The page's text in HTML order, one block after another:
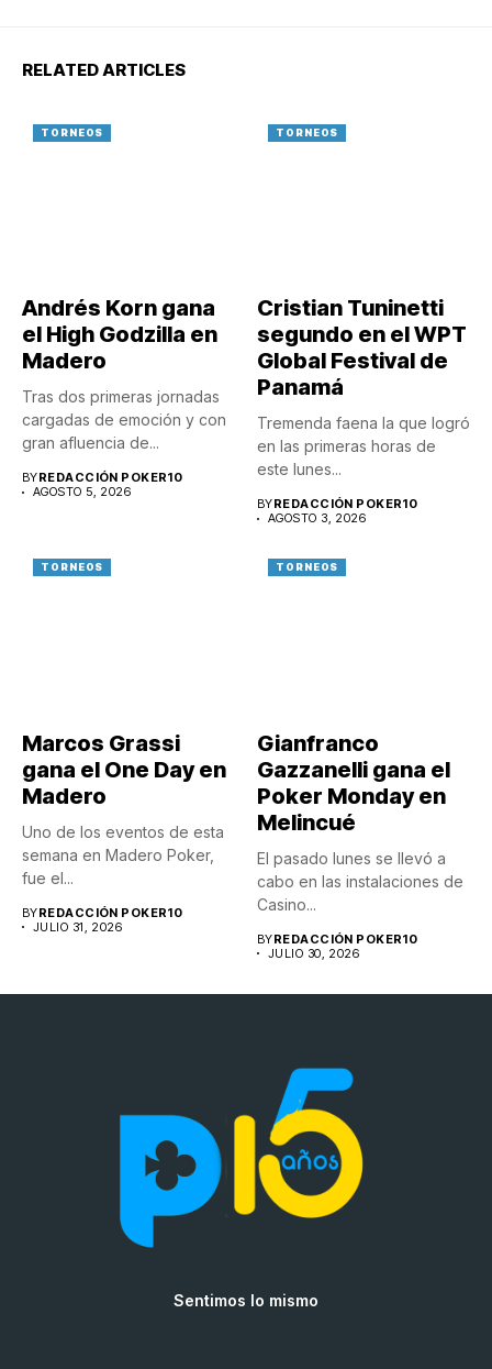
RELATED ARTICLES
TORNEOS
Andrés Korn gana
el High Godzilla en
Madero
Tras dos primeras jornadas
cargadas de emoción y con
gran afluencia de...
BYREDACCIÓN POKER10
AGOSTO 5, 2026
TORNEOS
Cristian Tuninetti
segundo en el WPT
Global Festival de
Panamá
Tremenda faena la que logró
en las primeras horas de
este lunes...
BYREDACCIÓN POKER10
AGOSTO 3, 2026
TORNEOS
Marcos Grassi
gana el One Day en
Madero
Uno de los eventos de esta
semana en Madero Poker,
fue el...
BYREDACCIÓN POKER10
JULIO 31, 2026
TORNEOS
Gianfranco
Gazzanelli gana el
Poker Monday en
Melincué
El pasado lunes se llevó a
cabo en las instalaciones de
Casino...
BYREDACCIÓN POKER10
JULIO 30, 2026
Sentimos lo mismo